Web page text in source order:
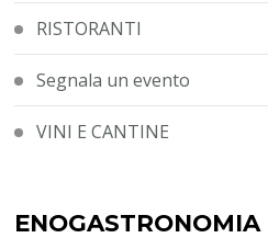
RISTORANTI
Segnala un evento
VINI E CANTINE
ENOGASTRONOMIA